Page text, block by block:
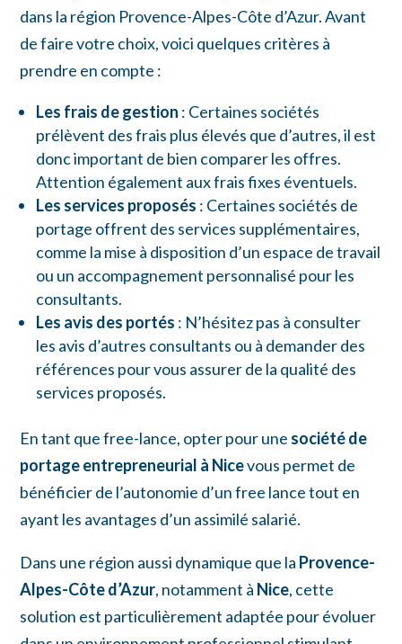
dans la région Provence-Alpes-Côte d’Azur. Avant
de faire votre choix, voici quelques critères à
prendre en compte :
Les frais de gestion : Certaines sociétés
prélèvent des frais plus élevés que d’autres, il est
donc important de bien comparer les offres.
Attention également aux frais fixes éventuels.
Les services proposés : Certaines sociétés de
portage offrent des services supplémentaires,
comme la mise à disposition d’un espace de travail
ou un accompagnement personnalisé pour les
consultants.
Les avis des portés : N’hésitez pas à consulter
les avis d’autres consultants ou à demander des
références pour vous assurer de la qualité des
services proposés.
En tant que free-lance, opter pour une société de
portage entrepreneurial à Nicevous permet de
bénéficier de l’autonomie d’un free lance tout en
ayant les avantages d’un assimilé salarié.
Dans une région aussi dynamique que la Provence-
Alpes-Côte d’Azur, notamment à Nice, cette
solution est particulièrement adaptée pour évoluer